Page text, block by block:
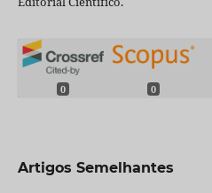
0 0
Artigos Semelhantes